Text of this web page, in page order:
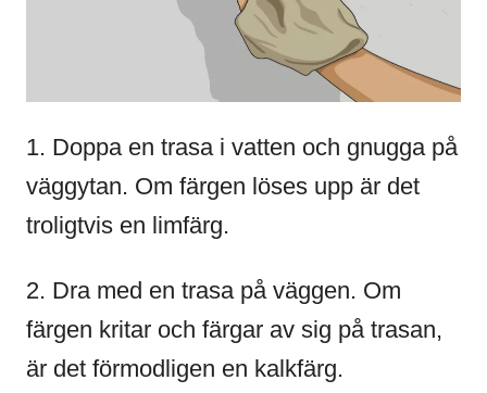
1. Doppa en trasa i vatten och gnugga på
väggytan. Om färgen löses upp är det
troligtvis en limfärg.
2. Dra med en trasa på väggen. Om
färgen kritar och färgar av sig på trasan,
är det förmodligen en kalkfärg.